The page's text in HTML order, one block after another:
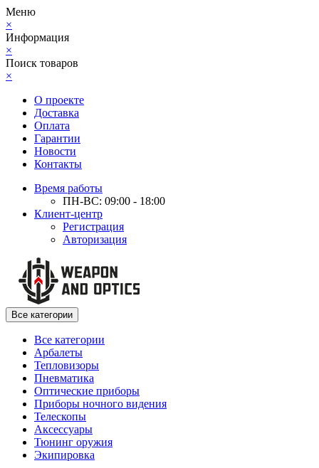
Меню
×
Информация
×
Поиск товаров
×
О проекте
Доставка
Оплата
Гарантии
Новости
Контакты
Время работы
ПН-ВС: 09:00 - 18:00
Клиент-центр
Регистрация
Авторизация
Все категории
Все категории
Арбалеты
Тепловизоры
Пневматика
Оптические приборы
Приборы ночного видения
Телескопы
Аксессуары
Тюнинг оружия
Экипировка